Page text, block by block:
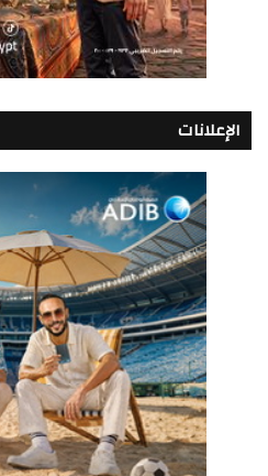
الإعلانات